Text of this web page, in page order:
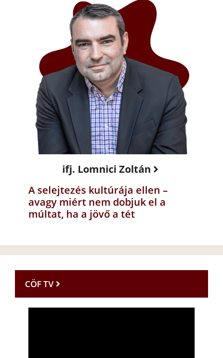
ifj. Lomnici Zoltán
A selejtezés kultúrája ellen –
avagy miért nem dobjuk el a
múltat, ha a jövő a tét
CÖF TV